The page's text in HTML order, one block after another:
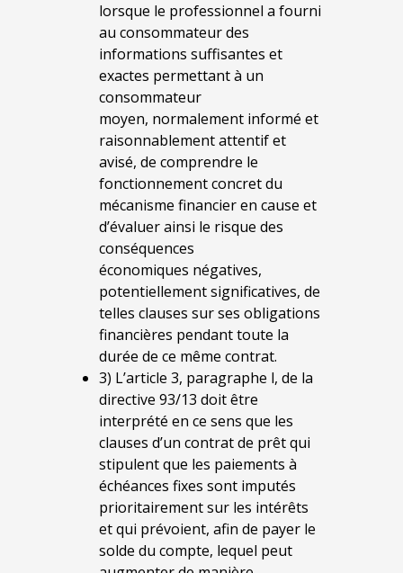
lorsque le professionnel a fourni
au consommateur des
informations suffisantes et
exactes permettant à un
consommateur
moyen, normalement informé et
raisonnablement attentif et
avisé, de comprendre le
fonctionnement concret du
mécanisme financier en cause et
d’évaluer ainsi le risque des
conséquences
économiques négatives,
potentiellement significatives, de
telles clauses sur ses obligations
financières pendant toute la
durée de ce même contrat.
3) L’article 3, paragraphe l, de la
directive 93/13 doit être
interprété en ce sens que les
clauses d’un contrat de prêt qui
stipulent que les paiements à
échéances fixes sont imputés
prioritairement sur les intérêts
et qui prévoient, afin de payer le
solde du compte, lequel peut